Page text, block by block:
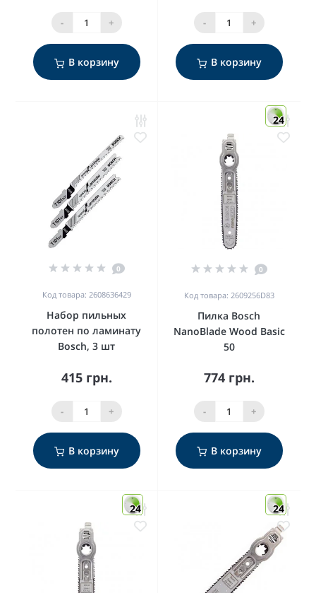
- +
В корзину
- +
В корзину
0
Код товара: 2608636429
Набор пильных
полотен по ламинату
Bosch, 3 шт
415 грн.
- +
В корзину
24
0
Код товара: 2609256D83
Пилка Bosch
NanoBlade Wood Basic
50
774 грн.
- +
В корзину
24 24